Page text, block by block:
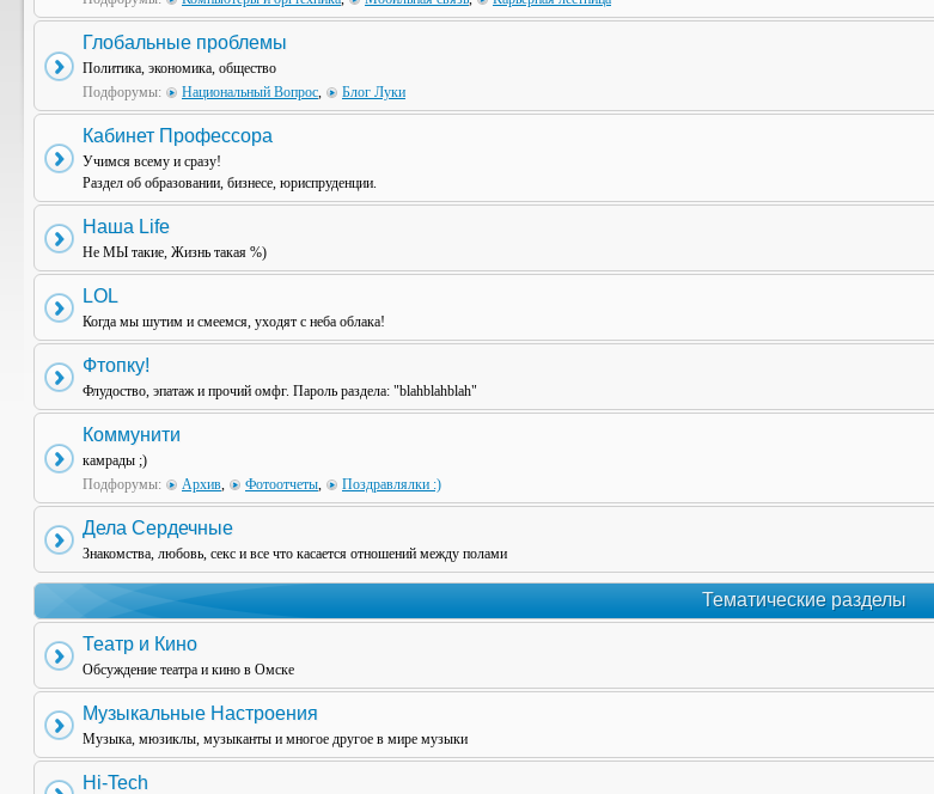
Глобальные проблемы
Политика, экономика, общество
Подфорумы:
Национальный Вопрос, Блог Луки
Кабинет Профессора
Учимся всему и сразу!
Раздел об образовании, бизнесе, юриспруденции.
Наша Life
Не МЫ такие, Жизнь такая %)
LOL
Когда мы шутим и смеемся, уходят с неба облака!
Фтопку!
Флудоство, эпатаж и прочий омфг. Пароль раздела: "blahblahblah"
Коммунити
камрады ;)
Подфорумы:
Архив, Фотоотчеты, Поздравлялки :)
Дела Сердечные
Знакомства, любовь, секс и все что касается отношений между полами
Тематические разделы
Театр и Кино
Обсуждение театра и кино в Омске
Музыкальные Настроения
Музыка, мюзиклы, музыканты и многое другое в мире музыки
Hi-Tech